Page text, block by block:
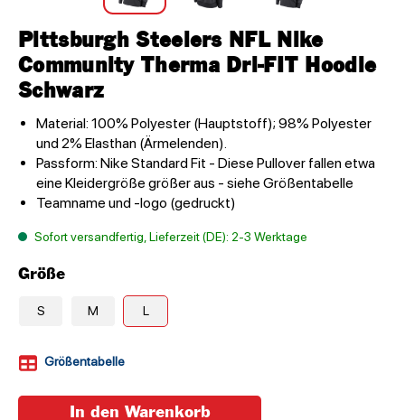
Pittsburgh Steelers NFL Nike
Community Therma Dri-FIT Hoodie
Schwarz
Material: 100% Polyester (Hauptstoff); 98% Polyester
und 2% Elasthan (Ärmelenden).
Passform: Nike Standard Fit - Diese Pullover fallen etwa
eine Kleidergröße größer aus - siehe Größentabelle
Teamname und -logo (gedruckt)
Sofort versandfertig, Lieferzeit (DE): 2-3 Werktage
Größe
S M L
Größentabelle
In den Warenkorb